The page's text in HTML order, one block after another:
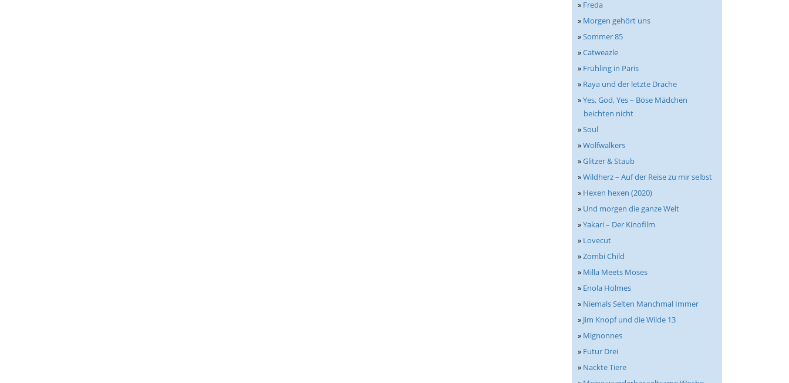
» Freda
» Morgen gehört uns
»Sommer 85
»Catweazle
» Frühling in Paris
» Raya und der letzte Drache
»Yes, God, Yes – Böse Mädchen
beichten nicht
»Soul
»Wolfwalkers
»Glitzer & Staub
»Wildherz – Auf der Reise zu mir selbst
» Hexen hexen (2020)
» Und morgen die ganze Welt
»Yakari – Der Kinofilm
» Lovecut
»Zombi Child
» Milla Meets Moses
» Enola Holmes
» Niemals Selten Manchmal Immer
» Jim Knopf und die Wilde 13
» Mignonnes
» Futur Drei
» Nackte Tiere